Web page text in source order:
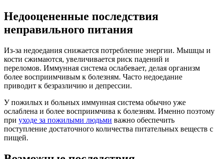
Недооцененные последствия
неправильного питания
Из-за недоедания снижается потребление энергии. Мышцы и
кости сжимаются, увеличивается риск падений и
переломов. Иммунная система ослабевает, делая организм
более восприимчивым к болезням. Часто недоедание
приводит к безразличию и депрессии.
У пожилых и больных иммунная система обычно уже
ослаблена и более восприимчива к болезням. Именно поэтому
при уходе за пожилыми людьми важно обеспечить
поступление достаточного количества питательных веществ с
пищей.